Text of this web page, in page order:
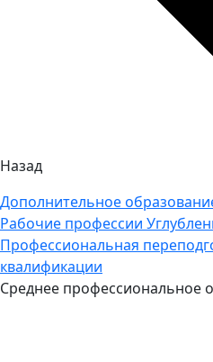
Назад
Дополнительное
Рабочие профессии
Профессиональная
квалификации
Среднее профессиональное